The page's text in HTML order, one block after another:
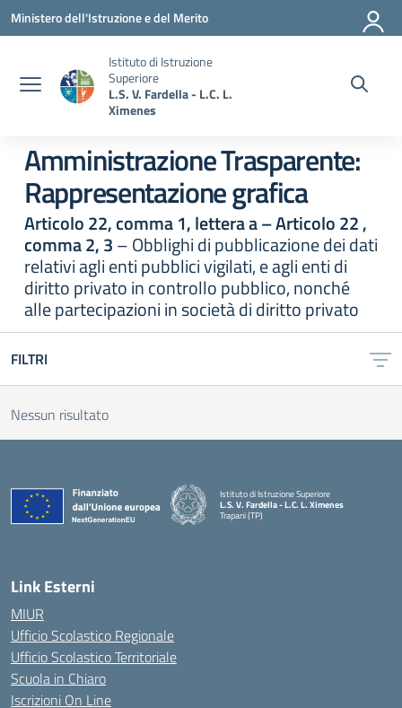
Vai ai contenuti
Vai al menu di navigazione
Vai al footer
Ministero dell'Istruzione e del Merito
Istituto di Istruzione
Superiore
L.S. V. Fardella - L.C. L.
Ximenes
Amministrazione Trasparente:
Rappresentazione grafica
Articolo 22, comma 1, lettera a – Articolo 22 ,
comma 2, 3– Obblighi di pubblicazione dei dati
relativi agli enti pubblici vigilati, e agli enti di
diritto privato in controllo pubblico, nonché
alle partecipazioni in società di diritto privato
FILTRI
Nessun risultato
Istituto di Istruzione Superiore
L.S. V. Fardella - L.C. L. Ximenes
Trapani (TP)
Link Esterni
MIUR
Ufficio Scolastico Regionale
Ufficio Scolastico Territoriale
Scuola in Chiaro
Iscrizioni On Line